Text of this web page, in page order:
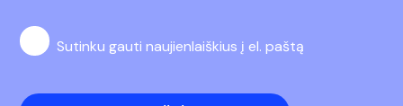
Sutinku gauti naujienlaiškius į el. paštą